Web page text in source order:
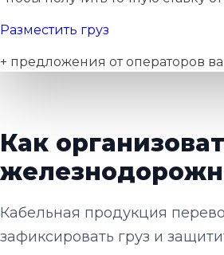
Разместить груз
+ предложения от операторов
Как
Кабельная продукция
зафиксировать груз и